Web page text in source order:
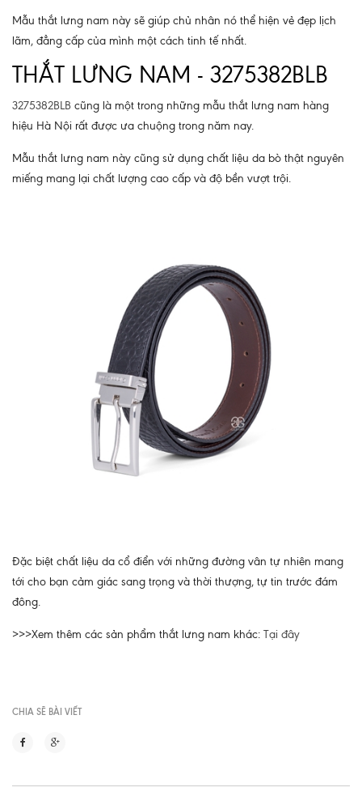
Mẫu thắt lưng nam này sẽ giúp chủ nhân nó thể hiện vẻ đẹp lịch
lãm, đẳng cấp của mình một cách tinh tế nhất.
THẮT LƯNG NAM - 3275382BLB
3275382BLB cũng là một trong những mẫu thắt lưng nam hàng
hiệu Hà Nội rất được ưa chuộng trong năm nay.
Mẫu thắt lưng nam này cũng sử dụng chất liệu da bò thật nguyên
miếng mang lại chất lượng cao cấp và độ bền vượt trội.
Đặc biệt chất liệu da cổ điển với những đường vân tự nhiên mang
tới cho bạn cảm giác sang trọng và thời thượng, tự tin trước đám
đông.
>>>Xem thêm các sản phẩm thắt lưng nam khác: Tại đây
CHIA SẼ BÀI VIẾT